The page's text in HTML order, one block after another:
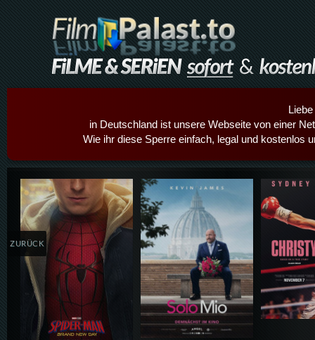
in Deutschland ist unsere Webseite von einer
Wie ihr diese Sperre einfach, legal und kostenlos
Details,Play Details,Play
ZURÜCK